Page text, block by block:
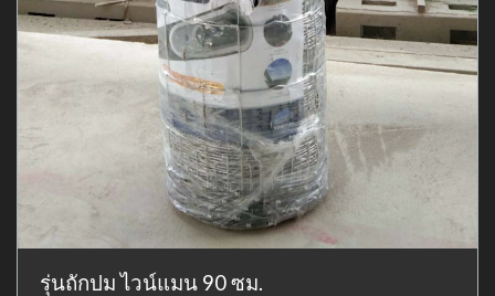
รุ่นถักปม ไวน์แมน 90 ซม.